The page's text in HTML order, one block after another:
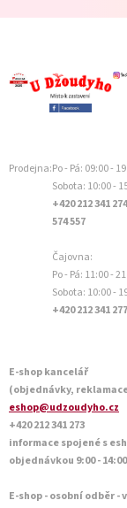
Prodejna:Po - Pá: 09:00 -
Sobota: 10:00 -
+420 212 341
574 557
Čajovna:
Po - Pá: 11:00 -
Sobota: 10:00 -
+420 212 341 277
E-shop kancelář
(objednávky,
eshop@udzoudyho.cz
+420 212 341 273
informace spojené s
objednávkou 9:00 - 14:00
E-shop - osobní odběr -